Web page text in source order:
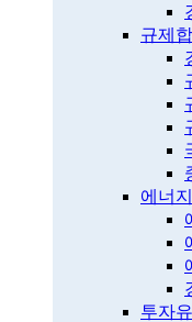
규제
에너
투자유